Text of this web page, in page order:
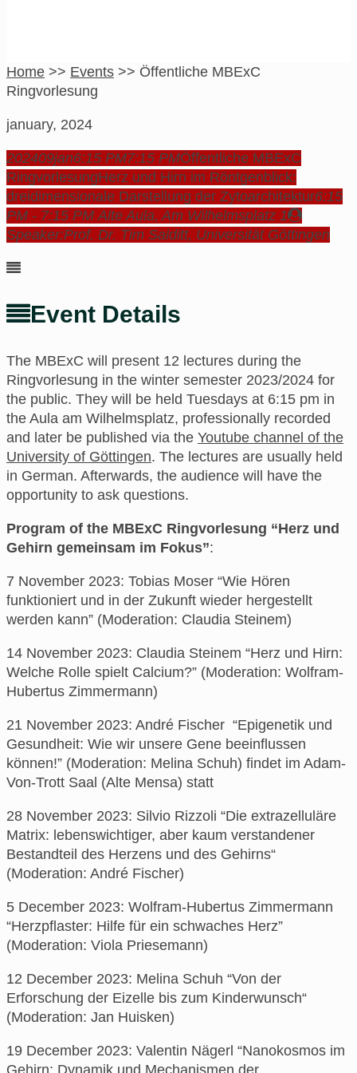
Home >> Events >> Öffentliche MBExC
Ringvorlesung
january, 2024
202409jan6:15 PM7:15 PMÖffentliche MBExC
RingvorlesungHerz und Hirn im Röntgenblick:
dreidimensionale Darstellung der Zytoarchitektur6:15
PM - 7:15 PM Alte Aula, Am Wilhelmsplatz 1
Speaker:Prof. Dr. Tim Salditt, Universität Göttingen
Event Details
The MBExC will present 12 lectures during the
Ringvorlesung in the winter semester 2023/2024 for
the public. They will be held Tuesdays at 6:15 pm in
the Aula am Wilhelmsplatz, professionally recorded
and later be published via the Youtube channel of the
University of Göttingen. The lectures are usually held
in German. Afterwards, the audience will have the
opportunity to ask questions.
Program of the MBExC Ringvorlesung “Herz und
Gehirn gemeinsam im Fokus”:
7 November 2023: Tobias Moser “Wie Hören
funktioniert und in der Zukunft wieder hergestellt
werden kann” (Moderation: Claudia Steinem)
14 November 2023: Claudia Steinem “Herz und Hirn:
Welche Rolle spielt Calcium?” (Moderation: Wolfram-
Hubertus Zimmermann)
21 November 2023: André Fischer “Epigenetik und
Gesundheit: Wie wir unsere Gene beeinflussen
können!” (Moderation: Melina Schuh) findet im Adam-
Von-Trott Saal (Alte Mensa) statt
28 November 2023: Silvio Rizzoli “Die extrazelluläre
Matrix: lebenswichtiger, aber kaum verstandener
Bestandteil des Herzens und des Gehirns“
(Moderation: André Fischer)
5 December 2023: Wolfram-Hubertus Zimmermann
“Herzpflaster: Hilfe für ein schwaches Herz”
(Moderation: Viola Priesemann)
12 December 2023: Melina Schuh “Von der
Erforschung der Eizelle bis zum Kinderwunsch“
(Moderation: Jan Huisken)
19 December 2023: Valentin Nägerl “Nanokosmos im